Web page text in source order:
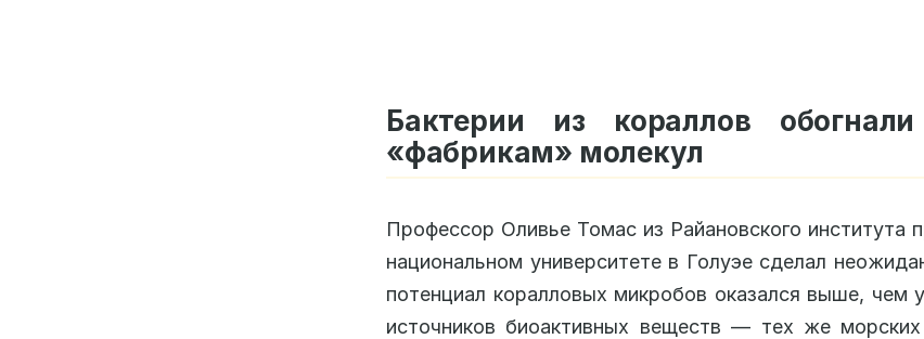
Бактерии из кораллов
«фабрикам» молекул
Профессор Оливье Томас из Райановского института
национальном университете в Голуэе сделал
потенциал коралловых микробов оказался выше, чем
источников биоактивных веществ — тех же